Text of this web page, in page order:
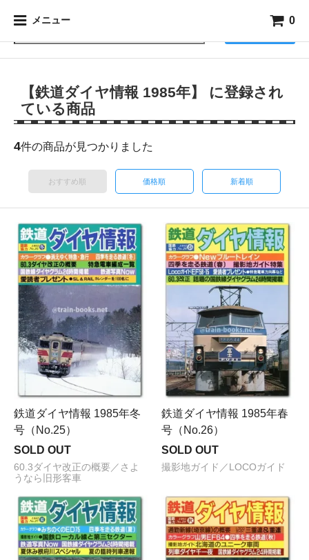
メニュー 0
【鉄道ダイヤ情報 1985年】 に登録され
ている商品
4件の商品が見つかりました
おすすめ順 価格順 新着順
鉄道ダイヤ情報 1985年冬
号（No.25）
SOLD OUT
60.3ダイヤ改正の概要／さよ
うなら旧形客車
鉄道ダイヤ情報 1985年春
号（No.26）
SOLD OUT
撮影地ガイド／LOCOガイド